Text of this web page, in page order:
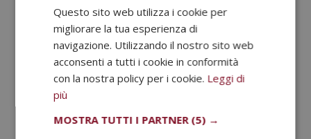
Questo sito web utilizza i cookie per
migliorare la tua esperienza di
navigazione. Utilizzando il nostro sito web
acconsenti a tutti i cookie in conformità
con la nostra policy per i cookie. Leggi di
più
MOSTRA TUTTI I PARTNER (5) →